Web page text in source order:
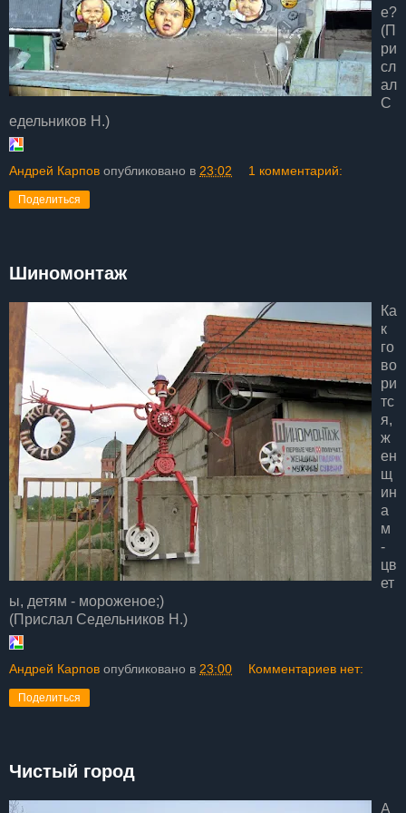
е?
(П
ри
сл
ал
С
едельников Н.)
Андрей Карпов опубликовано в 23:02 1 комментарий:
Поделиться
Шиномонтаж
Ка
к
го
во
ри
тс
я,
ж
ен
щ
ин
а
м
-
цв
ет
ы, детям - мороженое;)
(Прислал Седельников Н.)
Андрей Карпов опубликовано в 23:00 Комментариев нет:
Поделиться
Чистый город
А